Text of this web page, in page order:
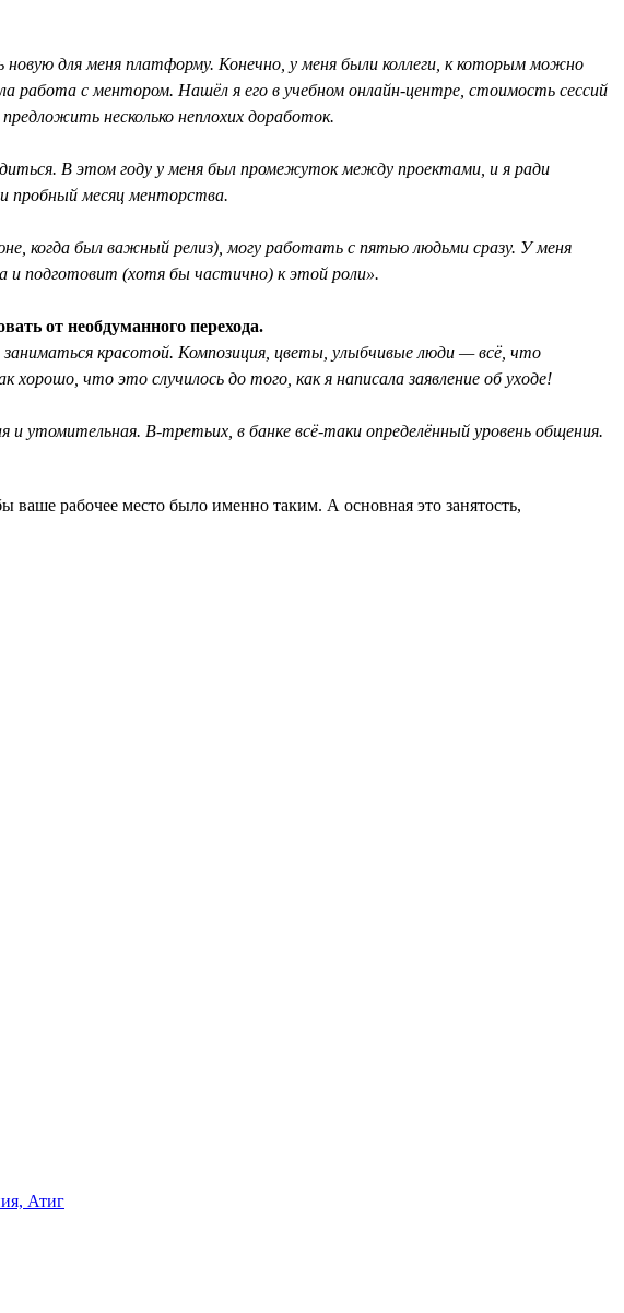
для меня платформу. Конечно, у меня были коллеги, к которым можно
работа с ментором. Нашёл я его в учебном онлайн-центре, стоимость сессий
несколько неплохих доработок.
В этом году у меня был промежуток между проектами, и я ради
пробный месяц менторства.
когда был важный релиз), могу работать с пятью людьми сразу. У меня
и подготовит (хотя бы частично) к этой роли».
от необдуманного перехода.
красотой. Композиция, цветы, улыбчивые люди — всё, что
что это случилось до того, как я написала заявление об уходе!
утомительная. В-третьих, в банке всё-таки определённый уровень общения.
рабочее место было именно таким. А основная это занятость,
Атиг